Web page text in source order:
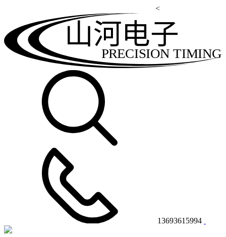
<
PRECISION TIMING
山河电子
13693615994